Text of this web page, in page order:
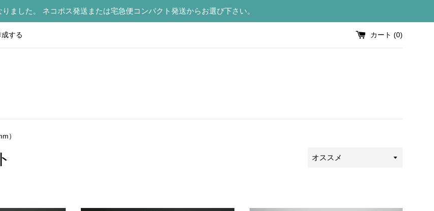
ました。 ネコポス発送または宅急便コンパクト発送からお選び下さい。
する カート (0)
）